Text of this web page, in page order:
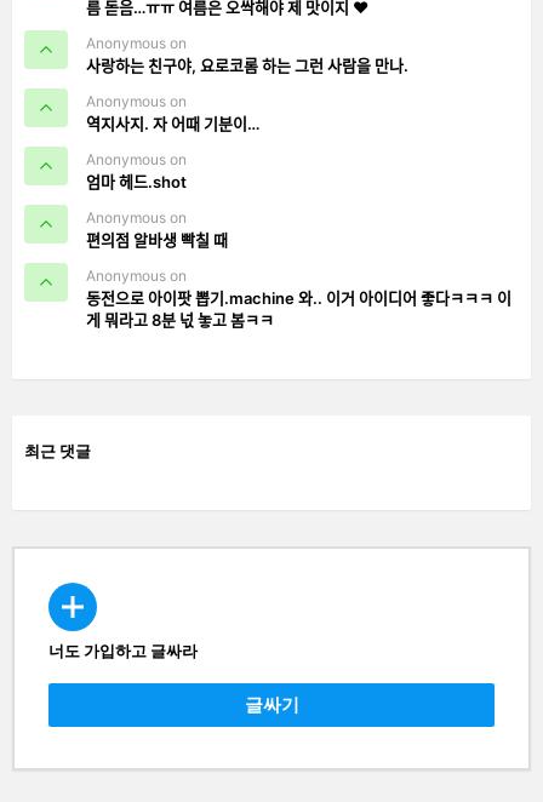
름 돋음…ㅠㅠ 여름은 오싹해야 제 맛이지 ❤️
Anonymous on
사랑하는 친구야, 요로코롬 하는 그런 사람을 만나.
Anonymous on
역지사지. 자 어때 기분이…
Anonymous on
엄마 헤드.shot
Anonymous on
편의점 알바생 빡칠 때
Anonymous on
동전으로 아이팟 뽑기.machine 와.. 이거 아이디어 좋다ㅋㅋㅋ 이
게 뭐라고 8분 넋 놓고 봄ㅋㅋ
최근 댓글
CREATE
너도 가입하고 글싸라
글싸기